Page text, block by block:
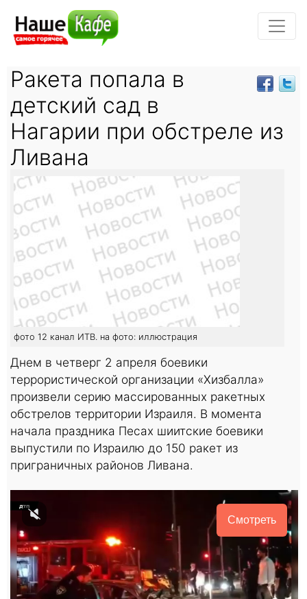
Ракета попала в
детский сад в
Нагарии при обстреле из
Ливана
фото 12 канал ИТВ. на фото: иллюстрация
Днем в четверг 2 апреля боевики
террористической организации «Хизбалла»
произвели серию массированных ракетных
обстрелов территории Израиля. В момента
начала праздника Песах шиитские боевики
выпустили по Израилю до 150 ракет из
приграничных районов Ливана.
Смотреть